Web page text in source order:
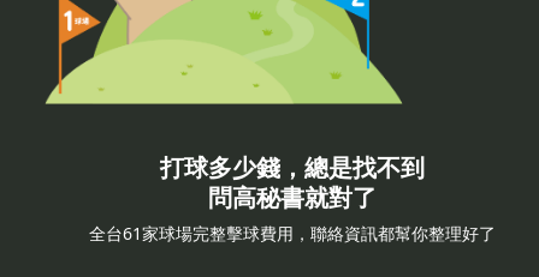
打球多少錢，總是找不到
問高秘書就對了
全台61家球場完整擊球費用，聯絡資訊都幫你整理好了